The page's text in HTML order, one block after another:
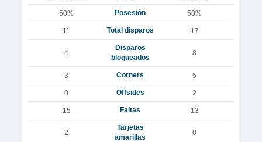
50% Posesión 50%
11 Total disparos 17
4
Disparos
bloqueados
8
3 Corners 5
0 Offsides 2
15 Faltas 13
2
Tarjetas
amarillas
0